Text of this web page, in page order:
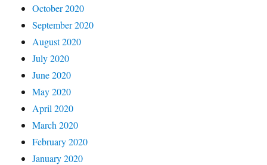
October 2020
September 2020
August 2020
July 2020
June 2020
May 2020
April 2020
March 2020
February 2020
January 2020